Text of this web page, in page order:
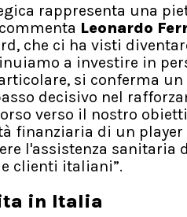
rappresenta una
Leonardo
che ci ha visti
a investire in
si conferma
decisivo nel
verso il nostro
finanziaria di un
l'assistenza sanitaria
clienti italiani”.
in Italia